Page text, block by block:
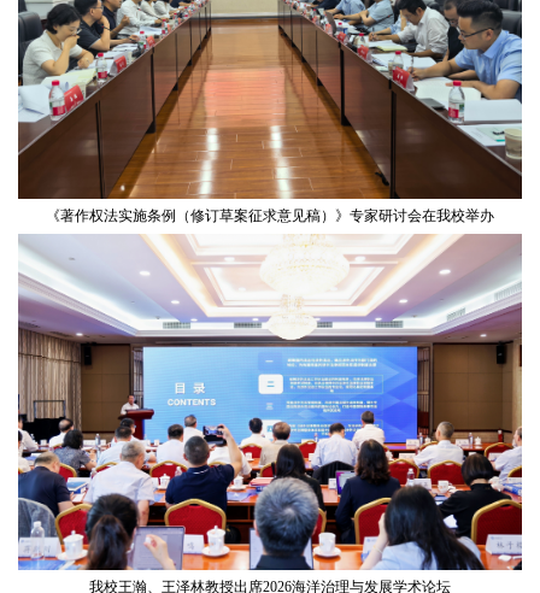
《著作权法实施条例（修订草案征求意见稿）》专家研讨会在我校举办
我校王瀚、王泽林教授出席2026海洋治理与发展学术论坛